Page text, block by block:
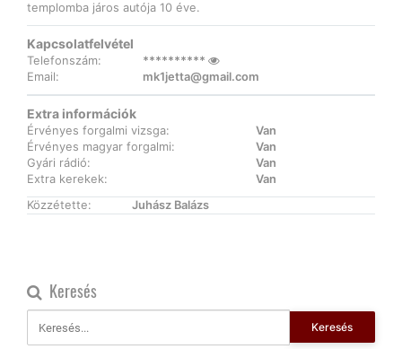
templomba járos autója 10 éve.
Kapcsolatfelvétel
Telefonszám:
**********
Email:
mk1jetta@gmail.com
Extra információk
Érvényes forgalmi vizsga:
Van
Érvényes magyar forgalmi:
Van
Gyári rádió:
Van
Extra kerekek:
Van
Közzétette:
Juhász Balázs
Keresés
Keresés